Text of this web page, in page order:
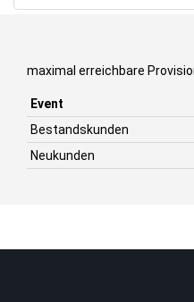
maximal erreichbare
Event
Bestandskunden
Neukunden